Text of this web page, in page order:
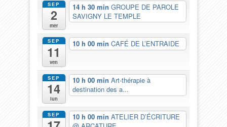
SEP
2
mer
14 h 30 min GROUPE DE PAROLE
SAVIGNY LE TEMPLE
SEP
11
ven
10 h 00 min CAFÉ DE L’ENTRAIDE
SEP
14
lun
10 h 00 min Art-thérapie à
destination des a...
SEP 10 h 00 min ATELIER D’ÉCRITURE